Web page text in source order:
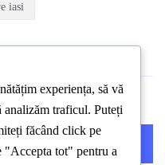
iasi
NEXT POST
experiența, să vă
analizăm traficul. Puteți
făcând click pe
"Accepta tot" pentru a